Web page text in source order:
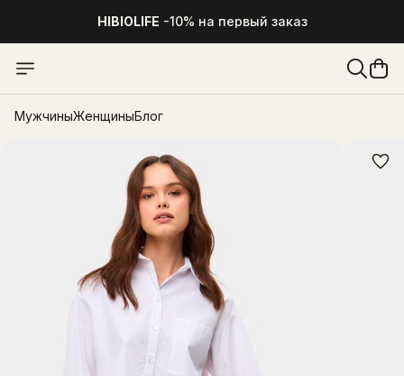
HIBIOLIFE -10% на первый заказ
МужчиныЖенщиныБлог